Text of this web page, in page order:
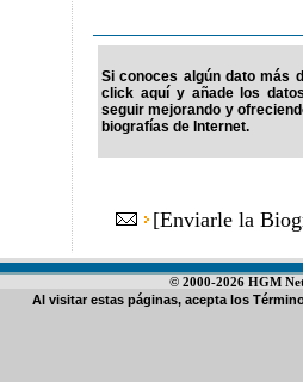
Si conoces algún dato más
click aquí y añade los
seguir mejorando y
biografías de Internet.
[Enviarle la
© 2000-2026 HGM
Al visitar estas páginas, acepta los